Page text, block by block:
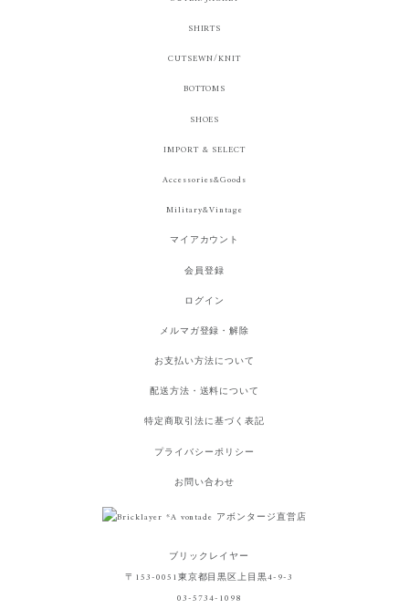
SHIRTS
CUTSEWN/KNIT
BOTTOMS
SHOES
IMPORT & SELECT
Accessories&Goods
Military&Vintage
マイアカウント
会員登録
ログイン
メルマガ登録・解除
お支払い方法について
配送方法・送料について
特定商取引法に基づく表記
プライバシーポリシー
お問い合わせ
ブリックレイヤー
〒153-0051東京都目黒区上目黒4-9-3
03-5734-1098